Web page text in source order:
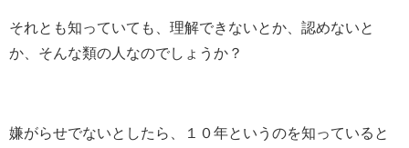
それとも知っていても、理解できないとか、認めないと
か、そんな類の人なのでしょうか？
嫌がらせでないとしたら、１０年というのを知っていると